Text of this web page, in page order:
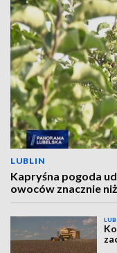
LUBLIN
Kapryśna pogoda
owoców znacznie